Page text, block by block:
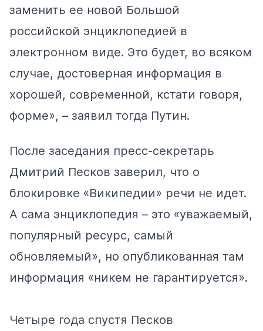
заменить ее новой Большой
российской энциклопедией в
электронном виде. Это будет, во всяком
случае, достоверная информация в
хорошей, современной, кстати говоря,
форме», – заявил тогда Путин.
После заседания пресс-секретарь
Дмитрий Песков заверил, что о
блокировке «Википедии» речи не идет.
А сама энциклопедия – это «уважаемый,
популярный ресурс, самый
обновляемый», но опубликованная там
информация «никем не гарантируется».
Четыре года спустя Песков